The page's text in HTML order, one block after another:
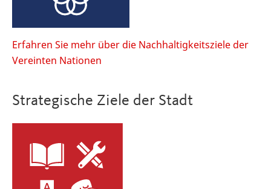
Erfahren Sie mehr über die Nachhaltigkeitsziele der
Vereinten Nationen
Strategische Ziele der Stadt